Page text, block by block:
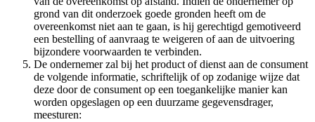
grond van dit onderzoek goede gronden heeft om de
overeenkomst niet aan te gaan, is hij gerechtigd gemotiveerd
een bestelling of aanvraag te weigeren of aan de uitvoering
bijzondere voorwaarden te verbinden.
De ondernemer zal bij het product of dienst aan de consument
de volgende informatie, schriftelijk of op zodanige wijze dat
deze door de consument op een toegankelijke manier kan
worden opgeslagen op een duurzame gegevensdrager,
meesturen: